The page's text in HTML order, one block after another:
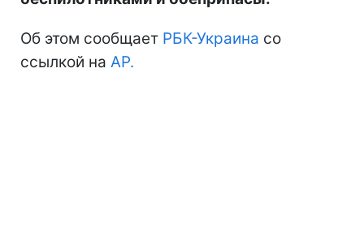
Об этом сообщает РБК-Украина со
ссылкой на АР.